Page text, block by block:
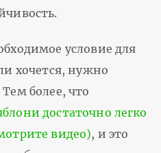
условие для
хочется, нужно
более, что
достаточно легко
видео), и это